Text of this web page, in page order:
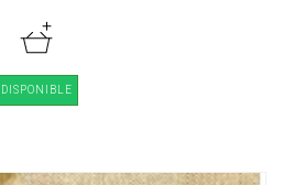
DISPONIBLE